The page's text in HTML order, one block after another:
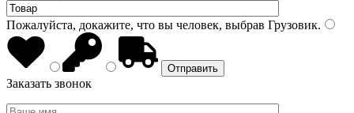
Пожалуйста, докажите, что вы человек, выбрав Грузовик.
Заказать звонок